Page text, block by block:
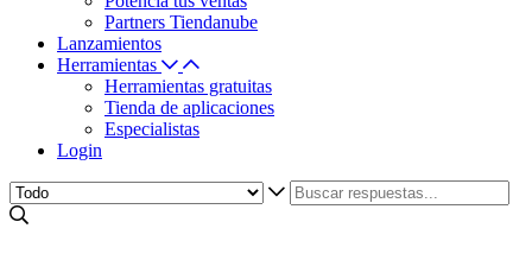
Partners Tiendanube
Lanzamientos
Herramientas
Herramientas gratuitas
Tienda de aplicaciones
Especialistas
Login